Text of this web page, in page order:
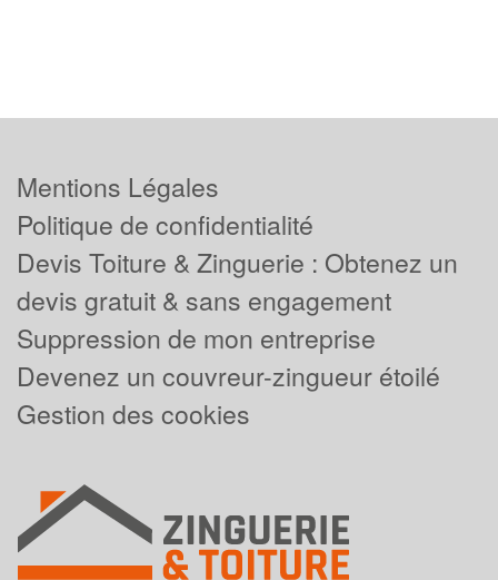
Mentions Légales
Politique de confidentialité
Devis Toiture & Zinguerie : Obtenez un
devis gratuit & sans engagement
Suppression de mon entreprise
Devenez un couvreur-zingueur étoilé
Gestion des cookies